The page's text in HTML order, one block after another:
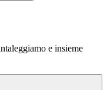
e insieme